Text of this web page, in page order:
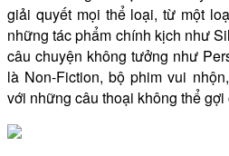
giải quyết mọi thể loại, từ một
những tác phẩm chính kịch như
câu chuyện không tưởng như
là Non-Fiction, bộ phim vui
với những câu thoại không thể gợi